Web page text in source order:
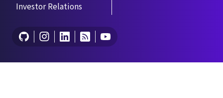
Investor Relations